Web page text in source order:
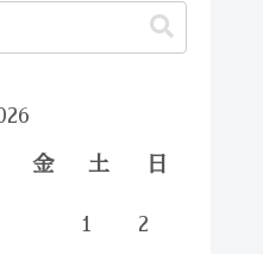
金 土 日
1 2